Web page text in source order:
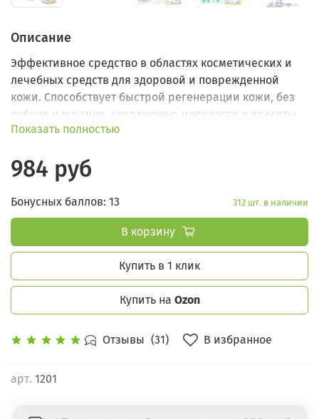
Отзывы (31) В избранное
арт. 1201
Описание
Эффективное средство в областях косметических и
лечебных средств для здоровой и поврежденной
кожи. Способствует быстрой регенерации кожи, без
рубцов и шрамов, сохранению молодости и красоты.
Показать полностью
984 руб
Бонусных баллов: 13 312 шт. в наличии
В корзину
Купить в 1 клик
Купить на Ozon